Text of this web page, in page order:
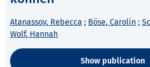
Atanassov, Rebecca ; Böse, Carolin ;
Wolf, Hannah
Show publication